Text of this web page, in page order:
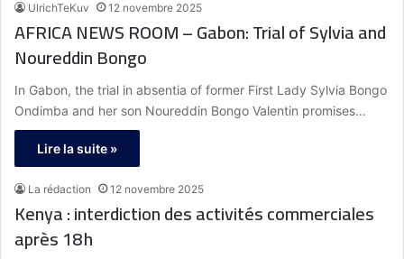
UlrichTeKuv 12 novembre 2025
AFRICA NEWS ROOM – Gabon: Trial of Sylvia and
Noureddin Bongo
In Gabon, the trial in absentia of former First Lady Sylvia Bongo
Ondimba and her son Noureddin Bongo Valentin promises…
Lire la suite »
La rédaction 12 novembre 2025
Kenya : interdiction des activités commerciales
après 18 h